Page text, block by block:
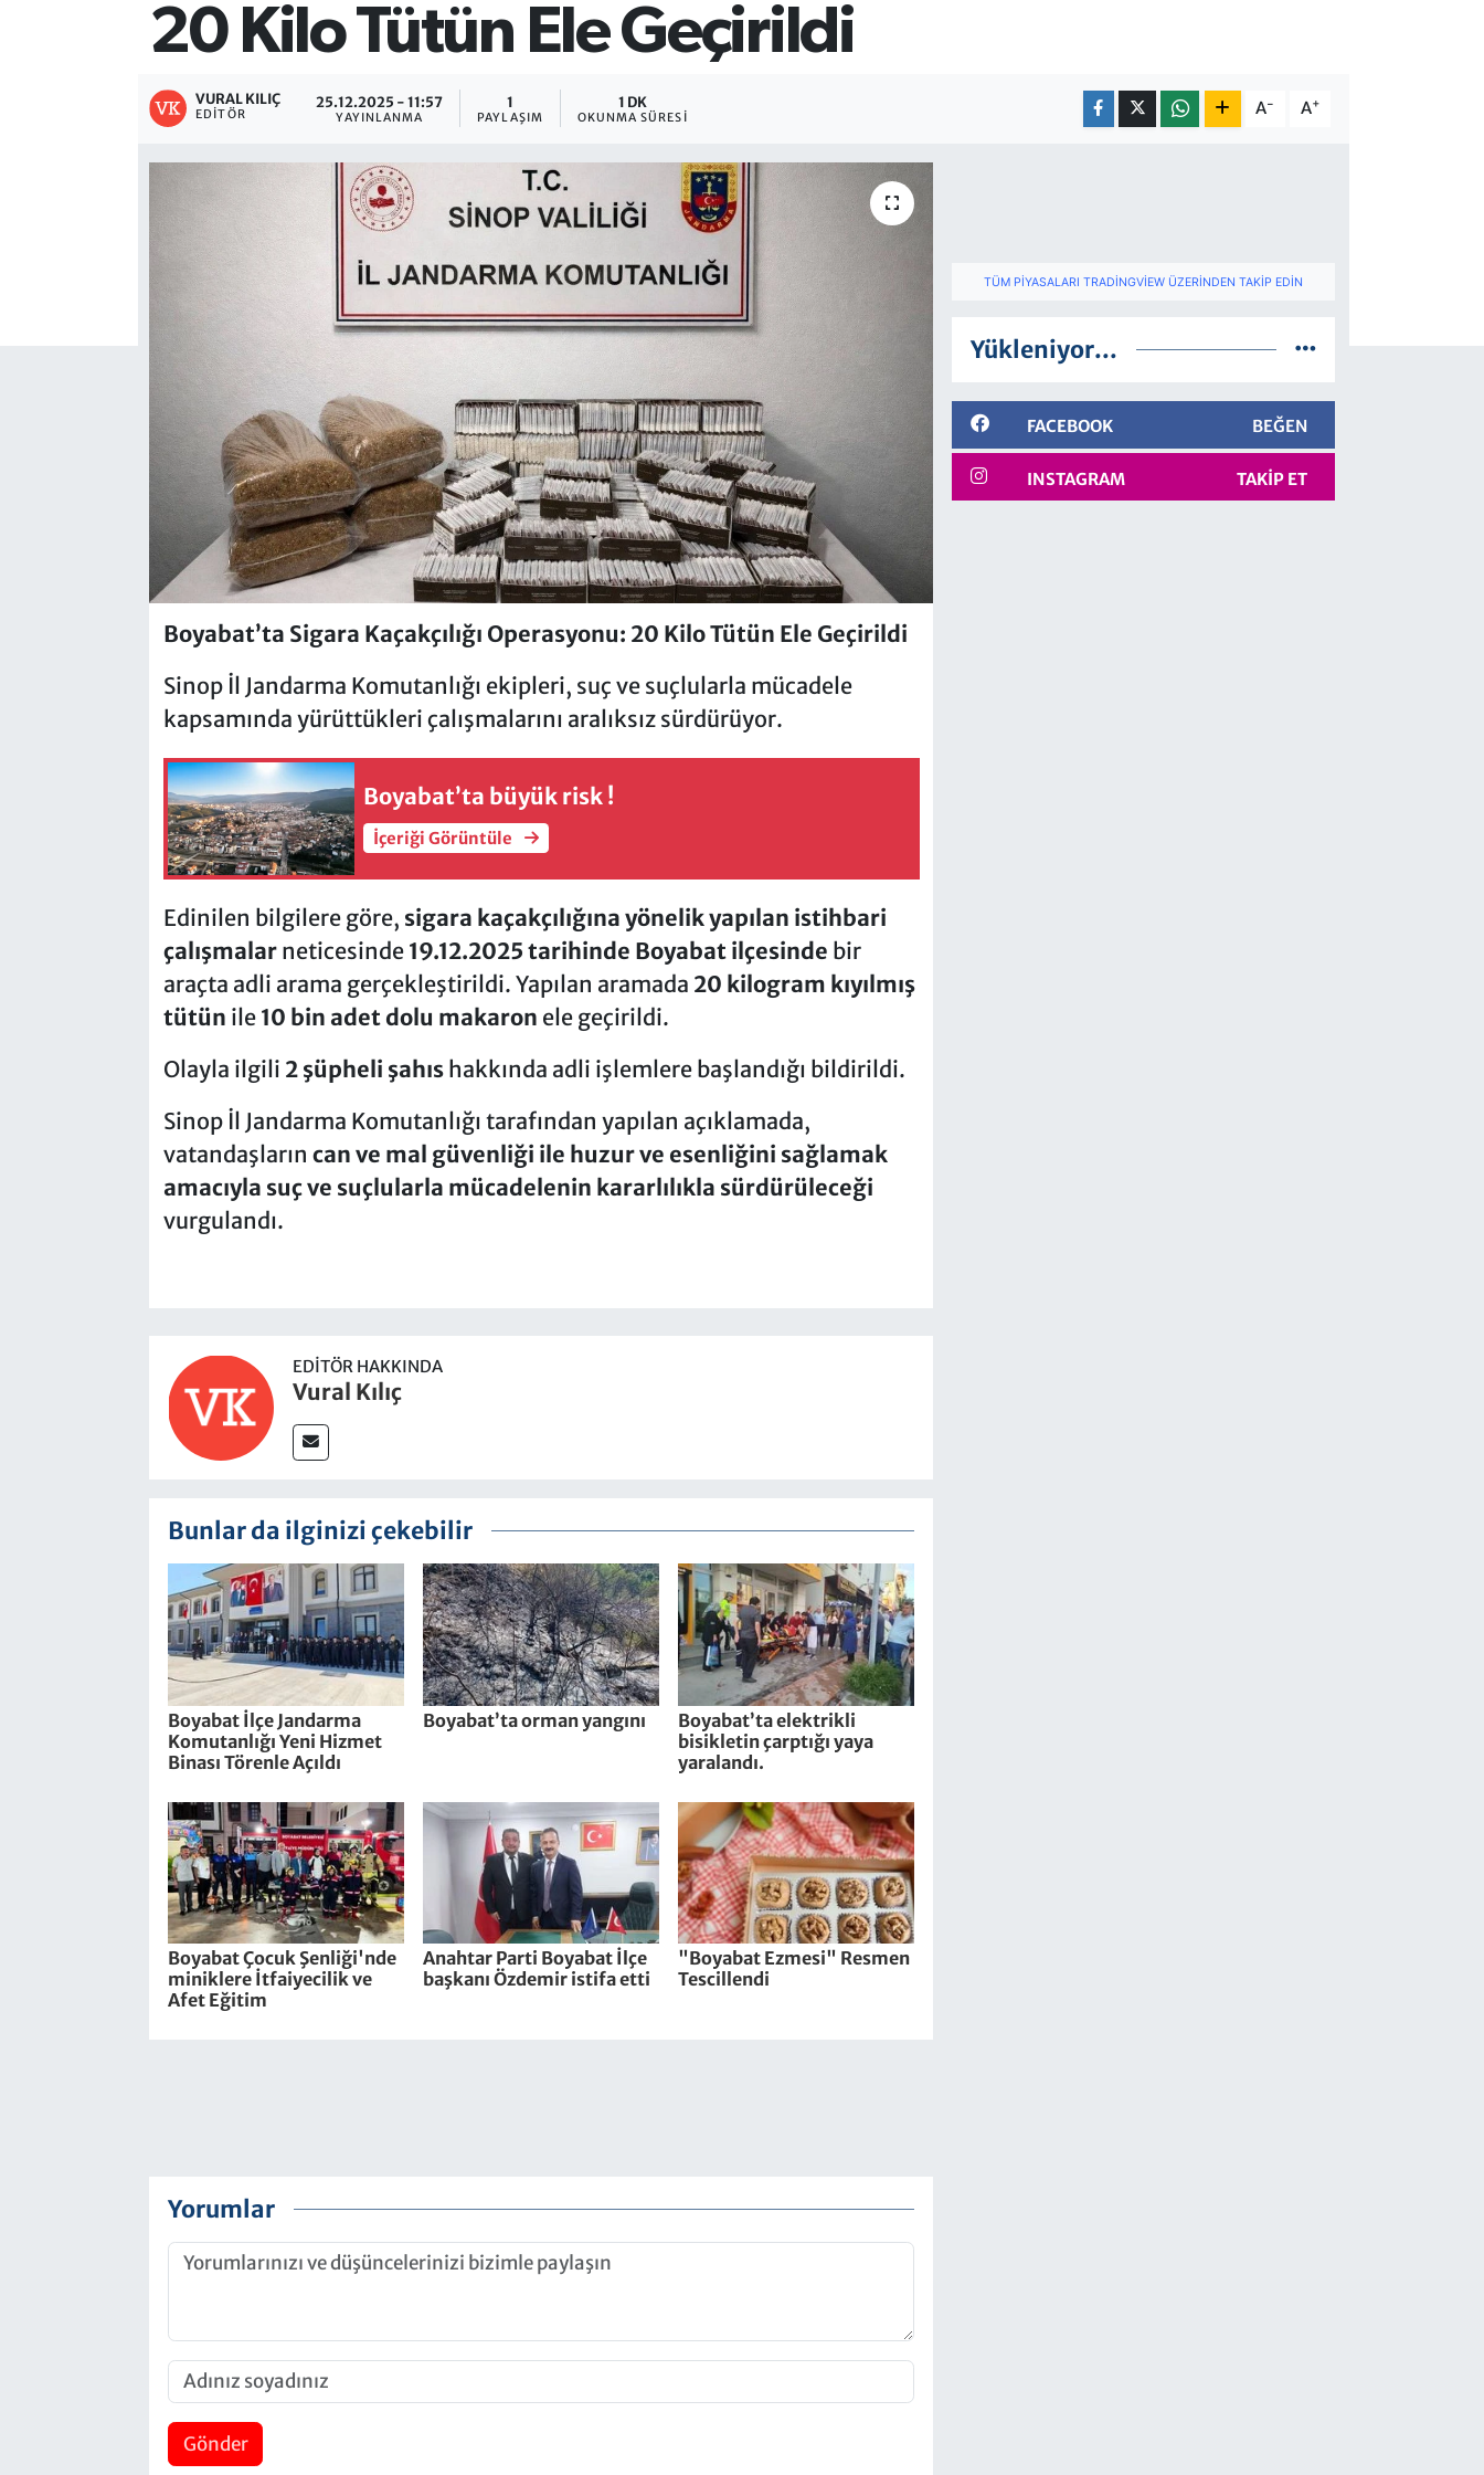
20 Kilo Tütün Ele Geçirildi
VURAL KILIÇ
EDITÖR
25.12.2025 - 11:57
YAYINLANMA
1
PAYLAŞIM
1 DK
OKUNMA SÜRESI A- A+
Boyabat’ta Sigara Kaçakçılığı Operasyonu: 20 Kilo Tütün Ele Geçirildi
Sinop İl Jandarma Komutanlığı ekipleri, suç ve suçlularla mücadele
kapsamında yürüttükleri çalışmalarını aralıksız sürdürüyor.
Boyabat’ta büyük risk !
İçeriği Görüntüle
Edinilen bilgilere göre, sigara kaçakçılığına yönelik yapılan istihbari
çalışmalarneticesinde 19.12.2025 tarihinde Boyabat ilçesinde bir
araçta adli arama gerçekleştirildi. Yapılan aramada 20 kilogram kıyılmış
tütün ile 10 bin adet dolu makaron ele geçirildi.
Olayla ilgili 2 şüpheli şahıshakkında adli işlemlere başlandığı bildirildi.
Sinop İl Jandarma Komutanlığı tarafından yapılan açıklamada,
vatandaşların can ve mal güvenliği ile huzur ve esenliğini sağlamak
amacıyla suç ve suçlularla mücadelenin kararlılıkla sürdürüleceği
vurgulandı.
EDITÖR HAKKINDA
Vural Kılıç
Bunlar da ilginizi çekebilir
Boyabat İlçe Jandarma
Komutanlığı Yeni Hizmet
Binası Törenle Açıldı
Boyabat’ta orman yangını
Boyabat’ta elektrikli
bisikletin çarptığı yaya
yaralandı.
Boyabat Çocuk Şenliği'nde
miniklere İtfaiyecilik ve
Afet Eğitim
Anahtar Parti Boyabat İlçe
başkanı Özdemir istifa etti
"Boyabat Ezmesi" Resmen
Tescillendi
Yorumlar
Gönder
TÜM PIYASALARI TRADINGVIEW ÜZERINDEN TAKIP EDIN
Yükleniyor...
FACEBOOK BEĞEN
INSTAGRAM TAKIP ET